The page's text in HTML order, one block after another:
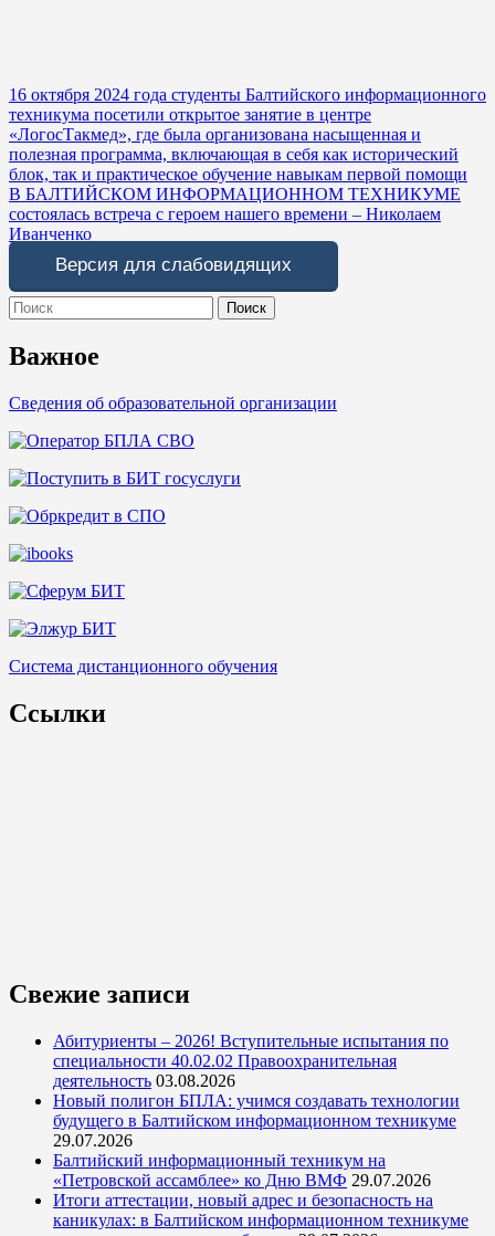
Навигация
по
записям
16 октября 2024 года студенты Балтийского информационного
техникума посетили открытое занятие в центре
«ЛогосТакмед», где была организована насыщенная и
полезная программа, включающая в себя как исторический
блок, так и практическое обучение навыкам первой помощи
В БАЛТИЙСКОМ ИНФОРМАЦИОННОМ ТЕХНИКУМЕ
состоялась встреча с героем нашего времени – Николаем
Иванченко
Версия для слабовидящих
Search
for:
Важное
Сведения об образовательной организации
Система дистанционного обучения
Ссылки
Свежие записи
Абитуриенты – 2026! Вступительные испытания по
специальности 40.02.02 Правоохранительная
деятельность 03.08.2026
Новый полигон БПЛА: учимся создавать технологии
будущего в Балтийском информационном техникуме
29.07.2026
Балтийский информационный техникум на
«Петровской ассамблее» ко Дню ВМФ 29.07.2026
Итоги аттестации, новый адрес и безопасность на
каникулах: в Балтийском информационном техникуме